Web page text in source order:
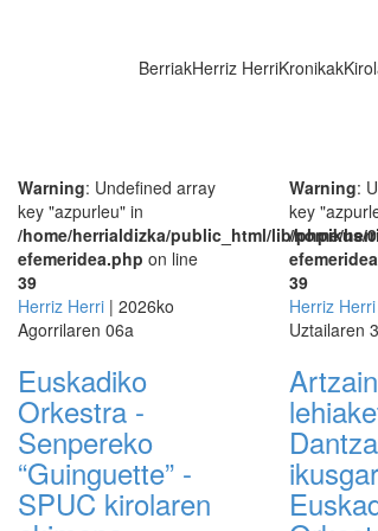
BerriakHerriz HerriKronikak
Warning: Undefined array
key "azpurleu" in
/home/herrialdizka/public_html/lib/phpikus/
efemeridea.php on line
39
Herriz Herri | 2026ko
Agorrilaren 06a
Euskadiko
Orkestra -
Senpereko
“Guinguette” -
SPUC kirolaren
Warning:
key
/home/
39
Herriz Herri
Uztailaren
Dantza